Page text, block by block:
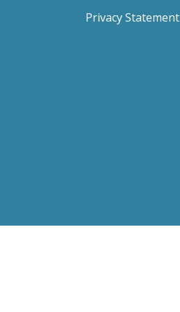
Privacy Statement